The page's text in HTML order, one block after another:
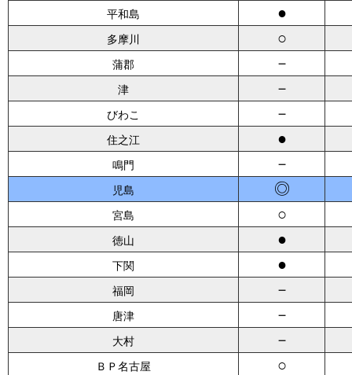
平和島 ●
多摩川 ○
蒲郡 －
津 －
びわこ －
住之江 ●
鳴門 －
児島 ◎
宮島 ○
徳山 ●
下関 ●
福岡 －
唐津 －
大村 －
ＢＰ名古屋 ○